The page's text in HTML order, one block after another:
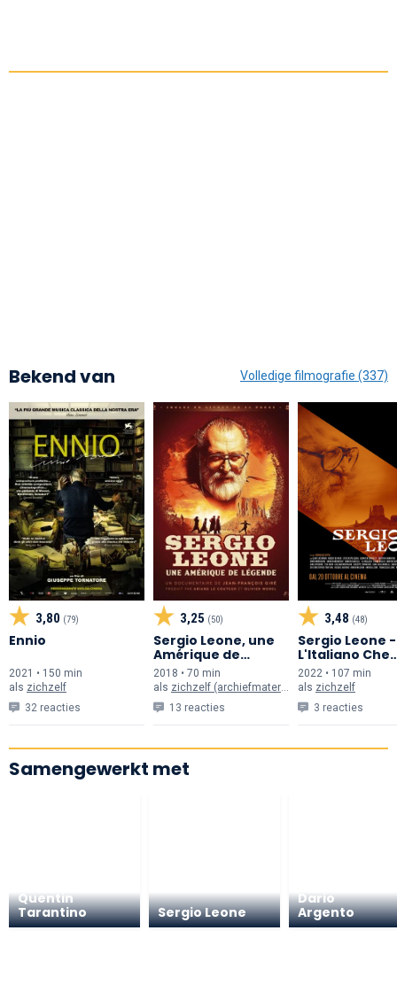
Bekend van Volledige filmografie (337)
3,80 (79)
Ennio
2021 • 150 min
als zichzelf
32 reacties
3,25 (50)
Sergio Leone, une
Amérique de
Légende
2018 • 70 min
als zichzelf (archiefmateriaal)
13 reacties
3,48 (48)
Sergio Leone -
L'Italiano Che
Inventò
2022 • 107 min
als zichzelf
3 reacties
Samengewerkt met
Quentin
Tarantino
Sergio Leone
Dario
Argento